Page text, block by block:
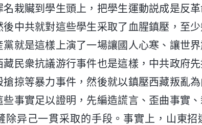
名栽贜到學生頭上，把學生運動説成是反
後中共就對這些學生采取了血腥鎮壓，至
就是這樣上演了一場讓國人心寒、讓世界
藏民衆抗議游行事件也是這樣，中共政府
搶掠等暴力事件，然後就以鎮壓西藏叛亂
事實足以證明，先編造謊言、歪曲事實
除异己一貫采取的手段。事實上，山東